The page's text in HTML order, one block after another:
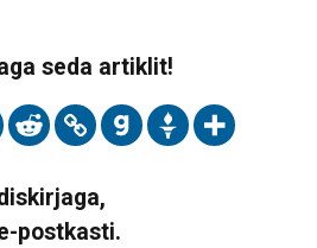
seda artiklit!
postkasti.